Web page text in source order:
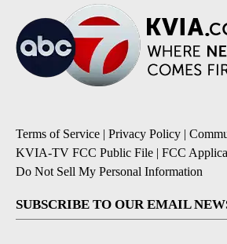
Terms of Service | Privacy Policy |
KVIA-TV FCC Public File | FCC
Do Not Sell My Personal Information
SUBSCRIBE TO OUR EMAIL